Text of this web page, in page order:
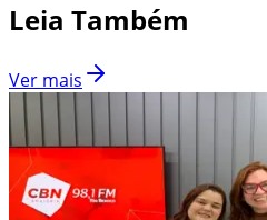
Leia Também
Ver mais